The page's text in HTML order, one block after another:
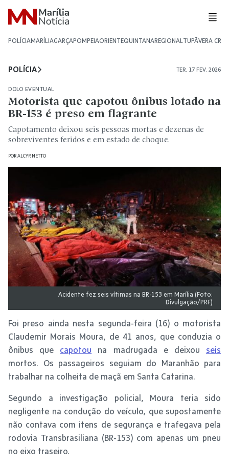
POLÍCIAMARÍLIAGARÇAPOMPEIAORIENTEQUINTANAREGIONALTUPÃVERA CRUZ
POLÍCIA TER. 17 FEV. 2026
DOLO EVENTUAL
Motorista que capotou ônibus lotado na
BR-153 é preso em flagrante
Capotamento deixou seis pessoas mortas e dezenas de
sobreviventes feridos e em estado de choque.
PORALCYR NETTO
Acidente fez seis vítimas na BR-153 em Marília (Foto:
Divulgação/PRF)
Foi preso ainda nesta segunda-feira (16) o motorista
Claudemir Morais Moura, de 41 anos, que conduzia o
ônibus que capotou na madrugada e deixou seis
mortos. Os passageiros seguiam do Maranhão para
trabalhar na colheita de maçã em Santa Catarina.
Segundo a investigação policial, Moura teria sido
negligente na condução do veículo, que supostamente
não contava com itens de segurança e trafegava pela
rodovia Transbrasiliana (BR-153) com apenas um pneu
no eixo traseiro.